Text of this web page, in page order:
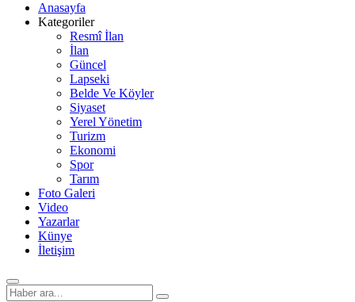
Anasayfa
Kategoriler
Resmî İlan
İlan
Güncel
Lapseki
Belde Ve Köyler
Siyaset
Yerel Yönetim
Turizm
Ekonomi
Spor
Tarım
Foto Galeri
Video
Yazarlar
Künye
İletişim